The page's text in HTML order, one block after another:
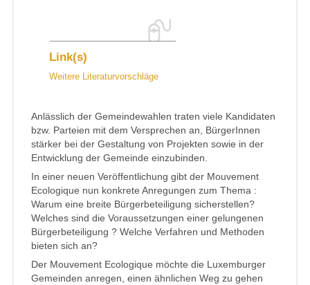
Link(s)
Weitere Literaturvorschläge
Anlässlich der Gemeindewahlen traten viele Kandidaten
bzw. Parteien mit dem Versprechen an, BürgerInnen
stärker bei der Gestaltung von Projekten sowie in der
Entwicklung der Gemeinde einzubinden.
In einer neuen Veröffentlichung gibt der Mouvement
Ecologique nun konkrete Anregungen zum Thema :
Warum eine breite Bürgerbeteiligung sicherstellen?
Welches sind die Voraussetzungen einer gelungenen
Bürgerbeteiligung ? Welche Verfahren und Methoden
bieten sich an?
Der Mouvement Ecologique möchte die Luxemburger
Gemeinden anregen, einen ähnlichen Weg zu gehen